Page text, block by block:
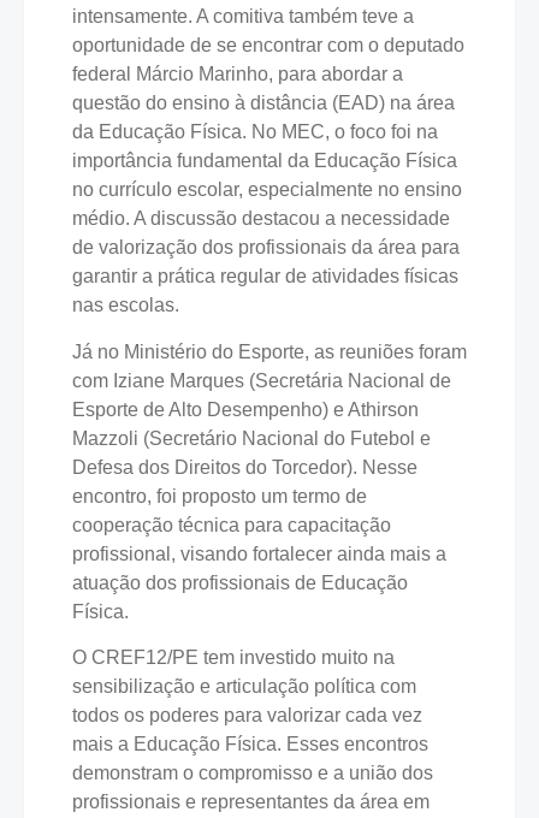
intensamente. A comitiva também teve a
oportunidade de se encontrar com o deputado
federal Márcio Marinho, para abordar a
questão do ensino à distância (EAD) na área
da Educação Física. No MEC, o foco foi na
importância fundamental da Educação Física
no currículo escolar, especialmente no ensino
médio. A discussão destacou a necessidade
de valorização dos profissionais da área para
garantir a prática regular de atividades físicas
nas escolas.
Já no Ministério do Esporte, as reuniões foram
com Iziane Marques (Secretária Nacional de
Esporte de Alto Desempenho) e Athirson
Mazzoli (Secretário Nacional do Futebol e
Defesa dos Direitos do Torcedor). Nesse
encontro, foi proposto um termo de
cooperação técnica para capacitação
profissional, visando fortalecer ainda mais a
atuação dos profissionais de Educação
Física.
O CREF12/PE tem investido muito na
sensibilização e articulação política com
todos os poderes para valorizar cada vez
mais a Educação Física. Esses encontros
demonstram o compromisso e a união dos
profissionais e representantes da área em